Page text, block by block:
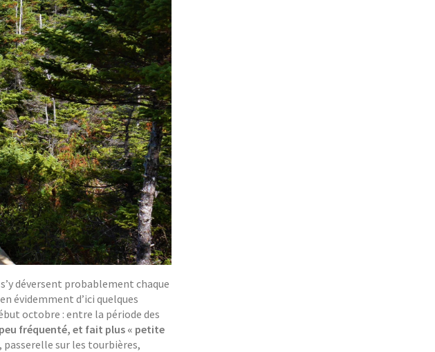
déversent probablement chaque
évidemment d’ici quelques
octobre : entre la période des
fréquenté, et fait plus « petite
passerelle sur les tourbières,